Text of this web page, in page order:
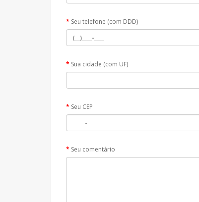
Seu telefone (com DDD)
Sua cidade (com UF)
Seu CEP
Seu comentário